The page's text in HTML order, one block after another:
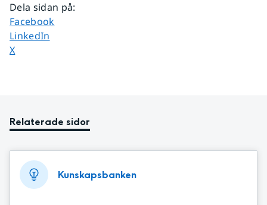
Dela sidan på:
Dela sidan på
Facebook
Dela sidan på
LinkedIn
Dela sidan på
X
Relaterade sidor
Kunskapsbanken